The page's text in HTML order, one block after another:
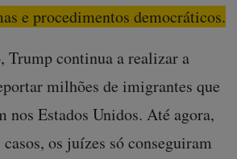
e procedimentos democráticos.
Trump continua a realizar a
milhões de imigrantes que
nos Estados Unidos. Até agora,
os juízes só conseguiram